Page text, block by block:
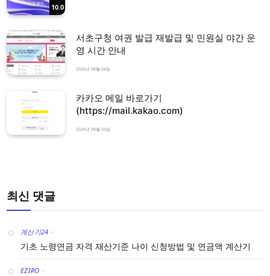
10.0
서초구청 여권 발급 재발급 및 민원실 야간 운
영 시간 안내
2026년 08월 04일
카카오 메일 바로가기
(https://mail.kakao.com)
2026년 08월 03일
최신 댓글
계산기24 -
기초 노령연금 자격 재산기준 나이 신청방법 및 연금액 계산기
EZIRO -